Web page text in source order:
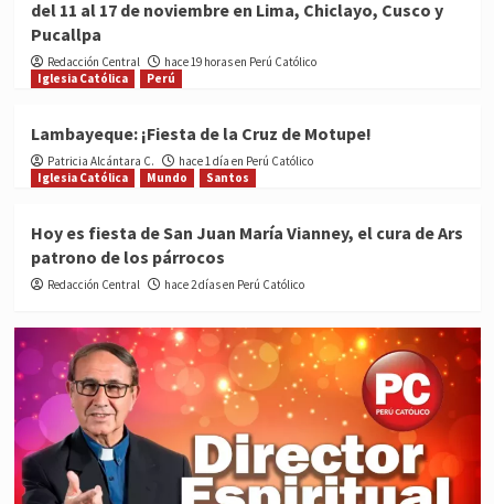
del 11 al 17 de noviembre en Lima, Chiclayo, Cusco y
Pucallpa
Redacción Central
hace 19 horas en Perú Católico
Iglesia Católica
Perú
Lambayeque: ¡Fiesta de la Cruz de Motupe!
Patricia Alcántara C.
hace 1 día en Perú Católico
Iglesia Católica
Mundo Santos
Hoy es fiesta de San Juan María Vianney, el cura de Ars
patrono de los párrocos
Redacción Central hace 2 días en Perú Católico